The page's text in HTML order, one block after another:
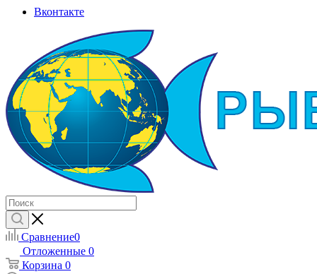
Вконтакте
Сравнение0
Отложенные 0
Корзина 0